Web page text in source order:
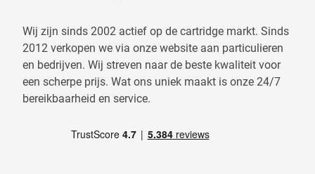
Wij zijn sinds 2002 actief op de cartridge markt. Sinds
2012 verkopen we via onze website aan particulieren
en bedrijven. Wij streven naar de beste kwaliteit voor
een scherpe prijs. Wat ons uniek maakt is onze 24/7
bereikbaarheid en service.